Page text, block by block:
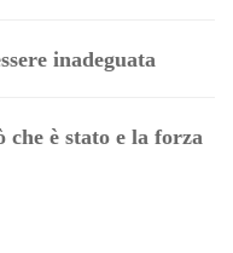
inadeguata
è stato e la forza